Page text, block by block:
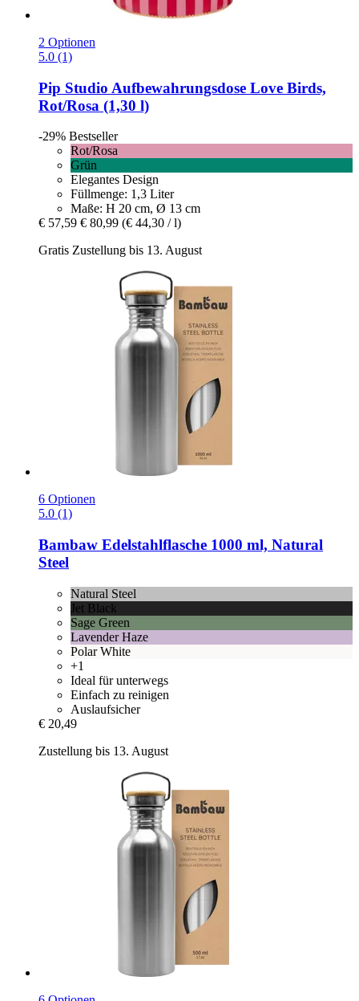
2 Optionen
5.0 (1)
Pip Studio Aufbewahrungsdose Love Birds,
Rot/Rosa (1,30 l)
-29% Bestseller
Rot/Rosa
Grün
Elegantes Design
Füllmenge: 1,3 Liter
Maße: H 20 cm, Ø 13 cm
€ 57,59 € 80,99 (€ 44,30 / l)
Gratis Zustellung bis 13. August
6 Optionen
5.0 (1)
Bambaw Edelstahlflasche 1000 ml, Natural
Steel
Natural Steel
Jet Black
Sage Green
Lavender Haze
Polar White
+1
Ideal für unterwegs
Einfach zu reinigen
Auslaufsicher
€ 20,49
Zustellung bis 13. August